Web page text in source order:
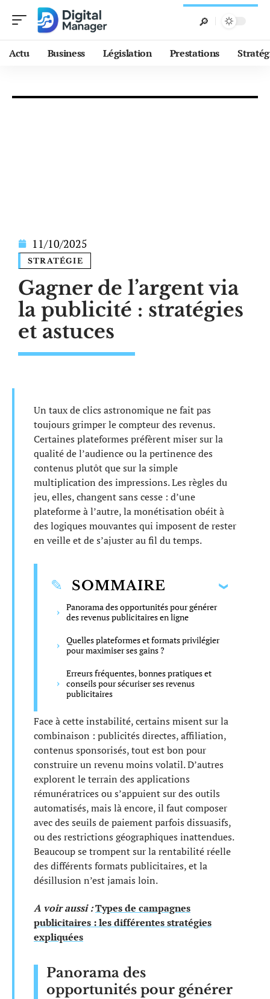
Actu Business Législation Prestations
11/10/2025
STRATÉGIE
Gagner de l’argent via
la publicité : stratégies
et astuces
Un taux de clics astronomique ne fait pas
toujours grimper le compteur des revenus.
Certaines plateformes préfèrent miser sur la
qualité de l’audience ou la pertinence des
contenus plutôt que sur la simple
multiplication des impressions. Les règles du
jeu, elles, changent sans cesse : d’une
plateforme à l’autre, la monétisation obéit à
des logiques mouvantes qui imposent de rester
en veille et de s’ajuster au fil du temps.
SOMMAIRE
Panorama des opportunités pour générer
des revenus publicitaires en ligne
Quelles plateformes et formats privilégier
pour maximiser ses gains ?
Erreurs fréquentes, bonnes pratiques et
conseils pour sécuriser ses revenus
publicitaires
Face à cette instabilité, certains misent sur la
combinaison : publicités directes, affiliation,
contenus sponsorisés, tout est bon pour
construire un revenu moins volatil. D’autres
explorent le terrain des applications
rémunératrices ou s’appuient sur des outils
automatisés, mais là encore, il faut composer
avec des seuils de paiement parfois dissuasifs,
ou des restrictions géographiques inattendues.
Beaucoup se trompent sur la rentabilité réelle
des différents formats publicitaires, et la
désillusion n’est jamais loin.
A voir aussi :Types de campagnes
publicitaires : les différentes stratégies
expliquées
Panorama des
opportunités pour générer